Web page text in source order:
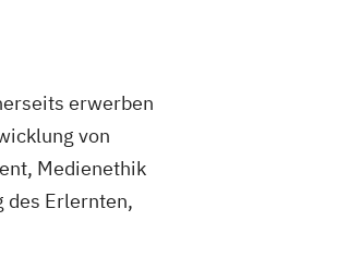
erwerben
von
Medienethik
des Erlernten,